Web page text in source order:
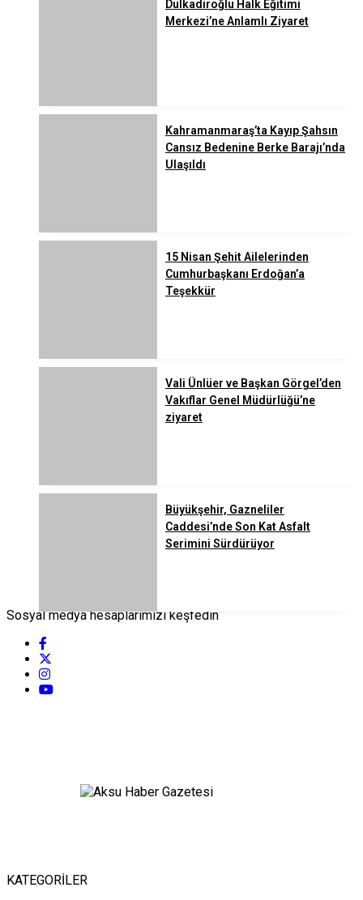
Dulkadiroğlu Halk Eğitimi
Merkezi’ne Anlamlı Ziyaret
Kahramanmaraş’ta Kayıp Şahsın
Cansız Bedenine Berke Barajı’nda
Ulaşıldı
15 Nisan Şehit Ailelerinden
Cumhurbaşkanı Erdoğan’a
Teşekkür
Vali Ünlüer ve Başkan Görgel’den
Vakıflar Genel Müdürlüğü’ne
ziyaret
Büyükşehir, Gazneliler
Caddesi’nde Son Kat Asfalt
Serimini Sürdürüyor
Sosyal medya hesaplarımızı keşfedin
KATEGORİLER